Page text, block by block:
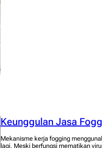
Keunggulan Jasa
Mekanisme kerja fogging
lagi. Meski berfungsi mematikan